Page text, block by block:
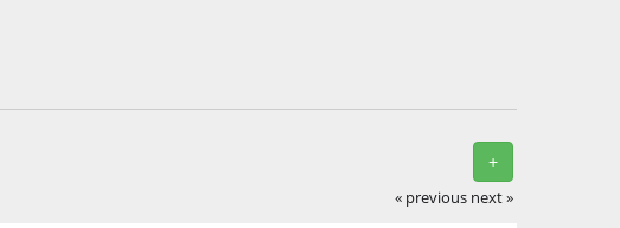
+
« previous next »